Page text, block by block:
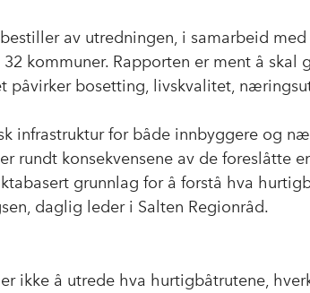
av utredningen, i samarbeid
kommuner. Rapporten er ment å skal
påvirker bosetting, livskvalitet,
infrastruktur for både innbyggere og
rundt konsekvensene av de foreslåtte
grunnlag for å forstå hva
daglig leder i Salten Regionråd.
ikke å utrede hva hurtigbåtrutene,